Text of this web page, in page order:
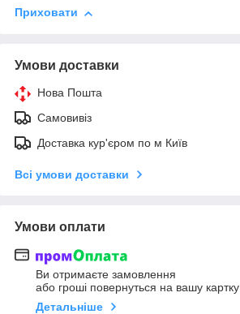
Приховати
Умови доставки
Нова Пошта
Самовивіз
Доставка кур'єром по м Київ
Всі умови доставки
Умови оплати
Ви отримаєте замовлення
або гроші повернуться на вашу картку
Детальніше